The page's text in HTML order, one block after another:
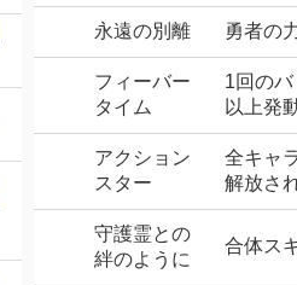
永遠の別離 勇者の
フィーバー
タイム
1回の
以上発
アクション
スター
全キャ
解放さ
守護霊との
絆のように
合体ス